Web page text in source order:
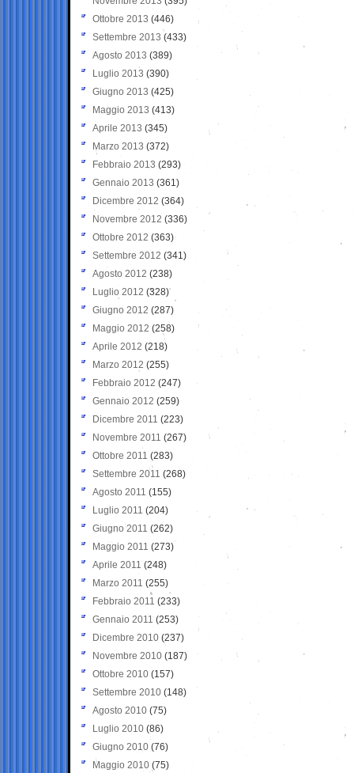
Ottobre 2013 (446)
Settembre 2013 (433)
Agosto 2013 (389)
Luglio 2013 (390)
Giugno 2013 (425)
Maggio 2013 (413)
Aprile 2013 (345)
Marzo 2013 (372)
Febbraio 2013 (293)
Gennaio 2013 (361)
Dicembre 2012 (364)
Novembre 2012 (336)
Ottobre 2012 (363)
Settembre 2012 (341)
Agosto 2012 (238)
Luglio 2012 (328)
Giugno 2012 (287)
Maggio 2012 (258)
Aprile 2012 (218)
Marzo 2012 (255)
Febbraio 2012 (247)
Gennaio 2012 (259)
Dicembre 2011 (223)
Novembre 2011 (267)
Ottobre 2011 (283)
Settembre 2011 (268)
Agosto 2011 (155)
Luglio 2011 (204)
Giugno 2011 (262)
Maggio 2011 (273)
Aprile 2011 (248)
Marzo 2011 (255)
Febbraio 2011 (233)
Gennaio 2011 (253)
Dicembre 2010 (237)
Novembre 2010 (187)
Ottobre 2010 (157)
Settembre 2010 (148)
Agosto 2010 (75)
Luglio 2010 (86)
Giugno 2010 (76)
Maggio 2010 (75)